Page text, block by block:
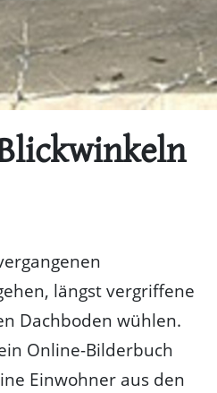
längst vergriffene
Dachboden wühlen.
Online-Bilderbuch
Einwohner aus den